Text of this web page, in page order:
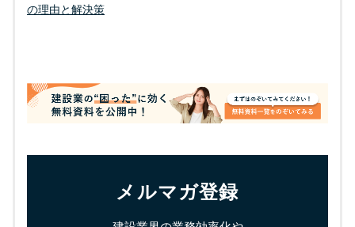
の理由と解決策
メルマガ登録